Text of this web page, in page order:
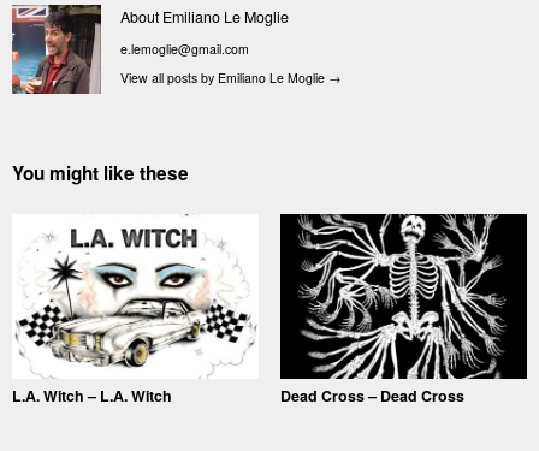
About Emiliano Le Moglie
e.lemoglie@gmail.com
View all posts by Emiliano Le Moglie →
You might like these
L.A. Witch – L.A. Witch Dead Cross – Dead Cross